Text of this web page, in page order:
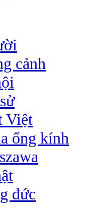
cảnh
Việt
ống kính
đức